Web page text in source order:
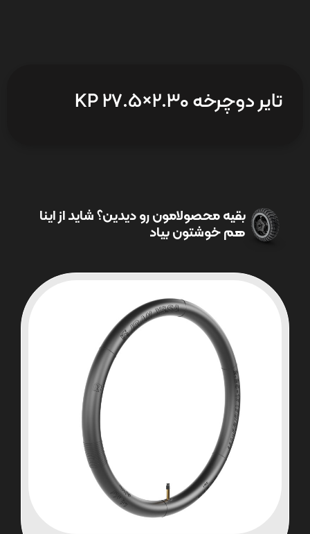
تایر دوچرخه KP 27.5×2.30
بقیه محصولامون رو دیدین؟ شاید از اینا
هم خوشتون بیاد